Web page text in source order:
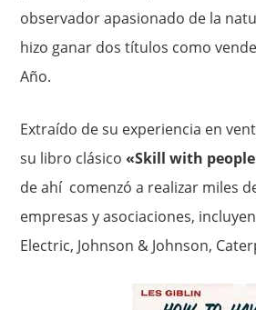
observador apasionado de la
hizo ganar dos títulos como
Año.
Extraído de su experiencia en
su libro clásico«Skill with
de ahí comenzó a realizar miles
empresas y asociaciones,
Electric, Johnson & Johnson,